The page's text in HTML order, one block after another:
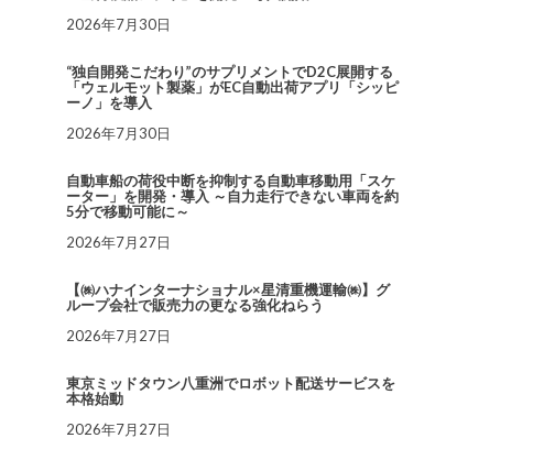
2026年7月30日
“独自開発こだわり”のサプリメントでD2C展開する
「ウェルモット製薬」がEC自動出荷アプリ「シッピ
ーノ」を導入
2026年7月30日
自動車船の荷役中断を抑制する自動車移動用「スケ
ーター」を開発・導入 ～自力走行できない車両を約
5分で移動可能に～
2026年7月27日
【㈱ハナインターナショナル×星清重機運輸㈱】グ
ループ会社で販売力の更なる強化ねらう
2026年7月27日
東京ミッドタウン八重洲でロボット配送サービスを
本格始動
2026年7月27日